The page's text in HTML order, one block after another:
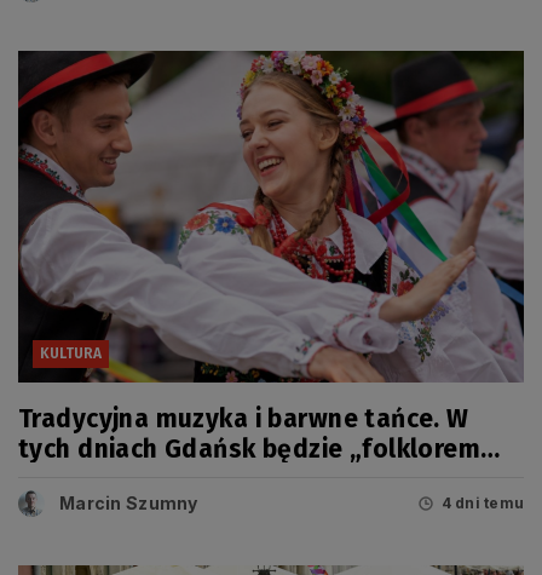
KULTURA
Tradycyjna muzyka i barwne tańce. W
tych dniach Gdańsk będzie „folklorem
Marcin Szumny 4 dni temu